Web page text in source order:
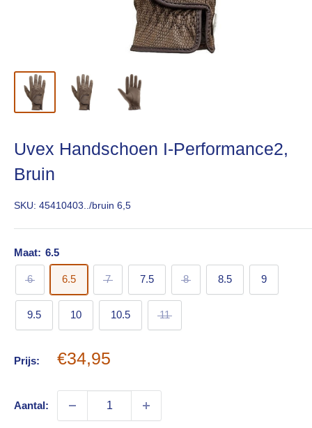
Uvex Handschoen I-Performance2,
Bruin
SKU: 45410403../bruin 6,5
Maat: 6.5
6 6.5 7 7.5 8 8.5 9
9.5 10 10.5 11
Prijs:
Sale
€34,95
Aantal: